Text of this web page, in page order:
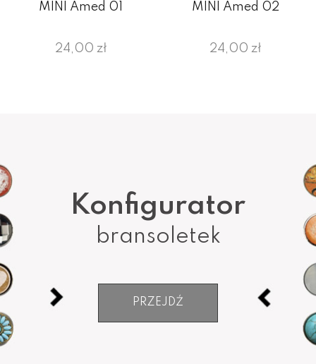
MINI Amed 01
24,00 zł
MINI Amed 02
24,00 zł
Konfigurator
bransoletek
PRZEJDŹ